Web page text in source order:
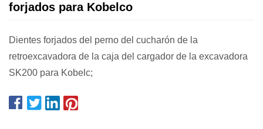
forjados para Kobelco
Dientes forjados del perno del cucharón de la
retroexcavadora de la caja del cargador de la excavadora
SK200 para Kobelc;